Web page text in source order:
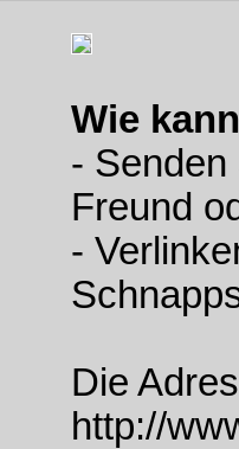
Wie
-
Freund
-
Die
http://